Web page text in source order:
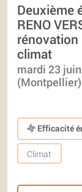
Deuxième
RENO
rénovation
climat
mardi 23
(Montpellier)
Efficacité
Climat